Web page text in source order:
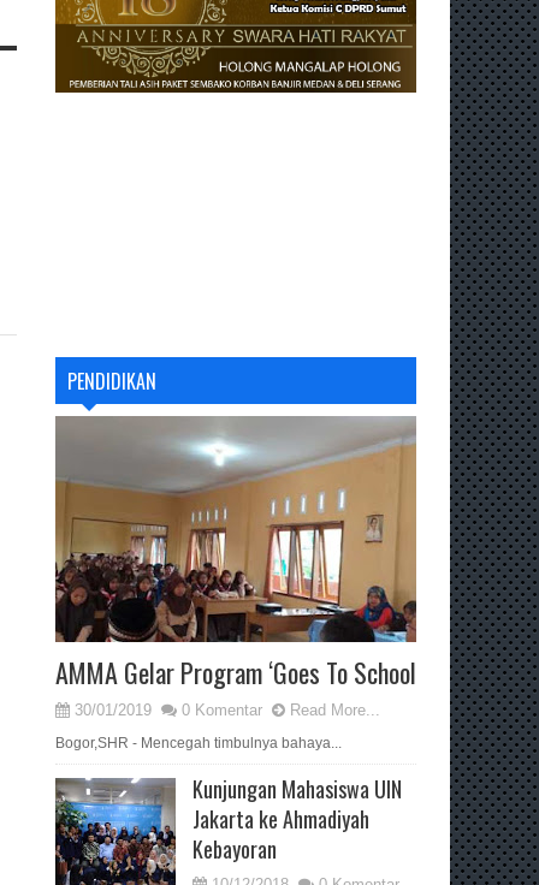
PENDIDIKAN
AMMA Gelar Program ‘Goes To School
30/01/2019 0 Komentar Read More...
Bogor,SHR - Mencegah timbulnya bahaya...
Kunjungan Mahasiswa UIN
Jakarta ke Ahmadiyah
Kebayoran